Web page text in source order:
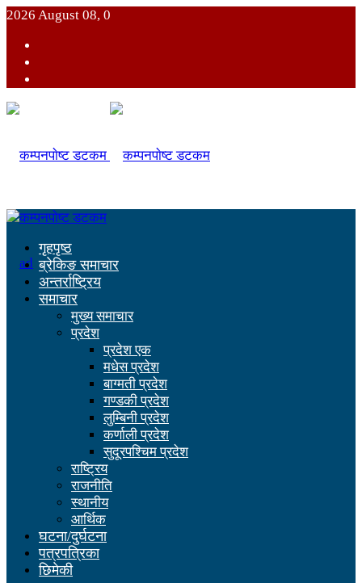
2026 August 08, 0
गृहपृष्ठ
ब्रेकिङ समाचार
अन्तर्राष्ट्रिय
समाचार
मुख्य समाचार
प्रदेश
प्रदेश एक
मधेस प्रदेश
बाग्मती प्रदेश
गण्डकी प्रदेश
लुम्बिनी प्रदेश
कर्णाली प्रदेश
सुदूरपश्चिम प्रदेश
राष्ट्रिय
राजनीति
स्थानीय
आर्थिक
घटना/दुर्घटना
पत्रपत्रिका
छिमेकी